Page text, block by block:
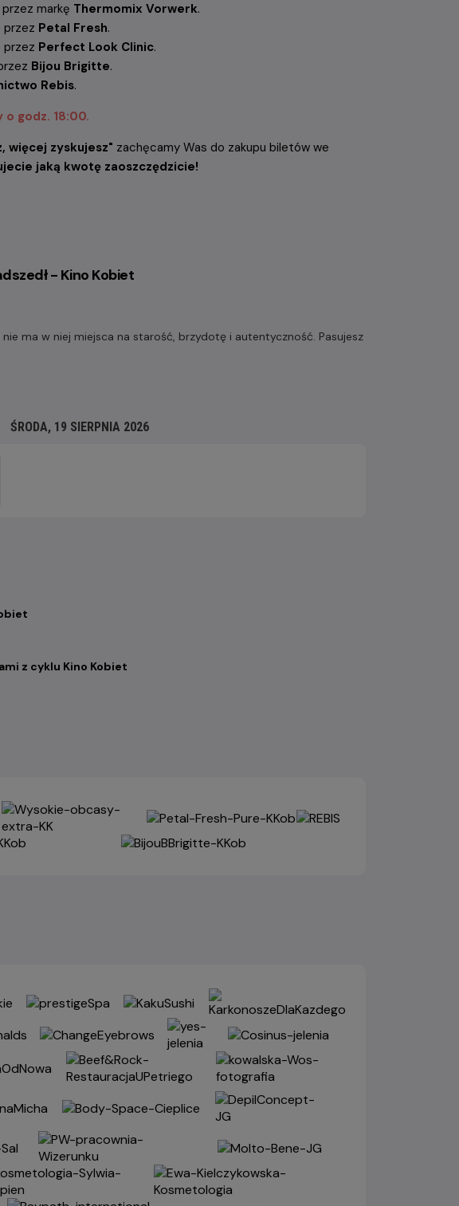
markę Thermomix Vorwerk.
przez Petal Fresh.
przez Perfect Look Clinic.
Bijou Brigitte.
Rebis.
o godz. 18:00.
więcej zyskujesz" zachęcamy Was do zakupu biletów we
jaką kwotę zaoszczędzicie!
- Kino Kobiet
nie ma w niej miejsca na starość, brzydotę i autentyczność. Pasujesz
ŚRODA, 19 SIERPNIA 2026
z cyklu Kino Kobiet